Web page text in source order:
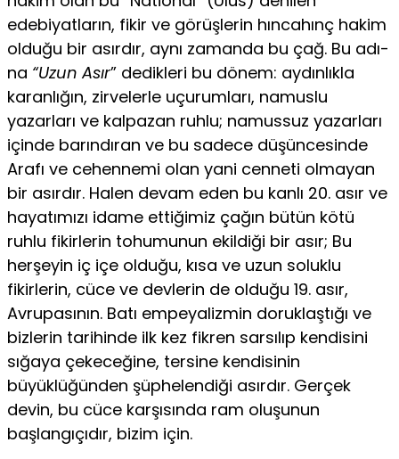
edebiyatların, fikir ve görüşlerin hıncahınç hakim
olduğu bir asırdır, aynı zamanda bu çağ. Bu adı­
na “Uzun Asır” dedikleri bu dönem: aydınlıkla
karanlığın, zirve­lerle uçurumları, namuslu
yazarları ve kalpazan ruhlu; namussuz yazarları
içinde barındıran ve bu sadece düşüncesinde
Arafı ve cehennemi olan yani cenneti olmayan
bir asırdır. Halen devam eden bu kanlı 20. asır ve
hayatımızı idame ettiğimiz çağın bütün kötü
ruhlu fikirlerin tohumunun ekildiği bir asır; Bu
herşeyin iç içe olduğu, kısa ve uzun soluklu
fikirlerin, cüce ve devlerin de ol­duğu 19. asır,
Avrupasının. Batı empeyalizmin doruklaştığı ve
bizlerin tarihinde ilk kez fikren sarsılıp kendisini
sığaya çekeceğine, tersine kendisinin
büyüklüğünden şüphelendiği asırdır. Gerçek
devin, bu cüce karşısında ram oluşunun
başlangıçıdır, bizim için.